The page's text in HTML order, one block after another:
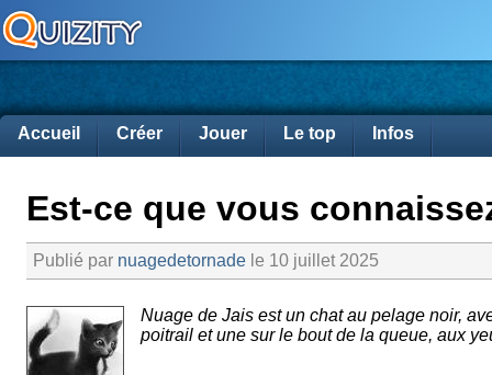
Accueil Créer Jouer Le top Infos
Est-ce que vous
Publié par nuagedetornade le 10 juillet 2025
Nuage de Jais est un chat au pelage noir,
poitrail et une sur le bout de la queue, aux